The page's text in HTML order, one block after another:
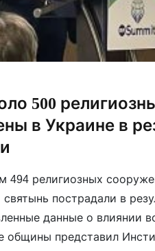
500
в Украине в
494 религиозных
пострадали в
данные о влиянии
общины представил